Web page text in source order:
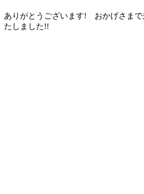
ありがとうございます! おかげさまで
たしました!!